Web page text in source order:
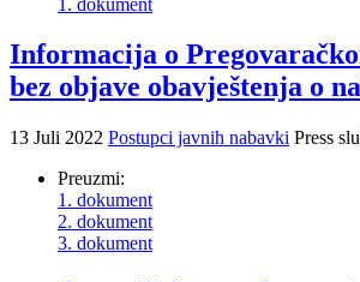
Informacija o
bez objave obavještenja o
13 Juli 2022 Postupci javnih nabavki Press
Preuzmi:
1. dokument
2. dokument
3. dokument